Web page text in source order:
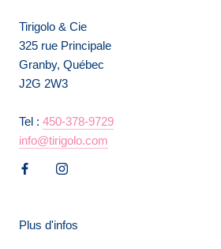
Tirigolo & Cie
325 rue Principale
Granby, Québec
J2G 2W3
Tel : 450-378-9729
info@tirigolo.com
Plus d'infos